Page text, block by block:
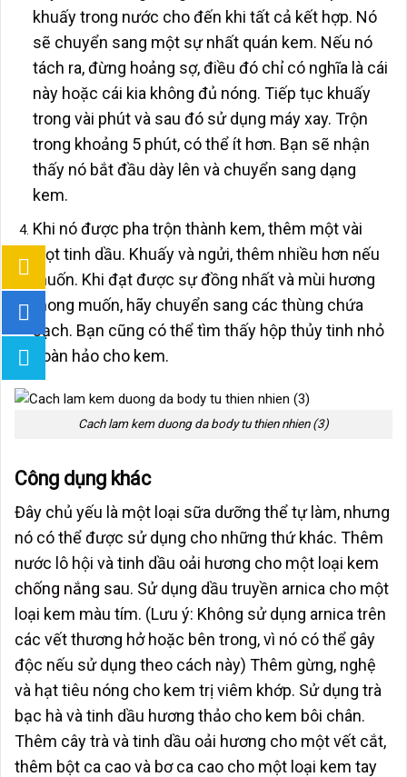
khuấy trong nước cho đến khi tất cả kết hợp. Nó
sẽ chuyển sang một sự nhất quán kem. Nếu nó
tách ra, đừng hoảng sợ, điều đó chỉ có nghĩa là cái
này hoặc cái kia không đủ nóng. Tiếp tục khuấy
trong vài phút và sau đó sử dụng máy xay. Trộn
trong khoảng 5 phút, có thể ít hơn. Bạn sẽ nhận
thấy nó bắt đầu dày lên và chuyển sang dạng
kem.
Khi nó được pha trộn thành kem, thêm một vài
giọt tinh dầu. Khuấy và ngửi, thêm nhiều hơn nếu
muốn. Khi đạt được sự đồng nhất và mùi hương
mong muốn, hãy chuyển sang các thùng chứa
sạch. Bạn cũng có thể tìm thấy hộp thủy tinh nhỏ
hoàn hảo cho kem.
Cach lam kem duong da body tu thien nhien (3)
Công dụng khác
Đây chủ yếu là một loại sữa dưỡng thể tự làm, nhưng
nó có thể được sử dụng cho những thứ khác. Thêm
nước lô hội và tinh dầu oải hương cho một loại kem
chống nắng sau. Sử dụng dầu truyền arnica cho một
loại kem màu tím. (Lưu ý: Không sử dụng arnica trên
các vết thương hở hoặc bên trong, vì nó có thể gây
độc nếu sử dụng theo cách này) Thêm gừng, nghệ
và hạt tiêu nóng cho kem trị viêm khớp. Sử dụng trà
bạc hà và tinh dầu hương thảo cho kem bôi chân.
Thêm cây trà và tinh dầu oải hương cho một vết cắt,
thêm bột ca cao và bơ ca cao cho một loại kem tay